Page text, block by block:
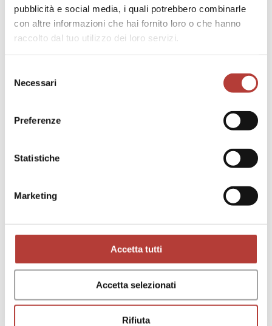
pubblicità e social media, i quali potrebbero combinarle
con altre informazioni che hai fornito loro o che hanno
raccolto dal tuo utilizzo dei loro servizi.
delNecessari
Preferenze
Statistiche
Marketing
Accetta tutti
Accetta selezionati
Rifiuta
CROSS-FADE 26
Michele Guerra (a cura di),
Bertolucci A-Z